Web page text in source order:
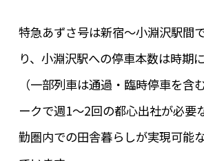
特急あずさ号は新宿～小淵沢駅間
り、小淵沢駅への停車本数は時期
（一部列車は通過・臨時停車を含
ークで週1〜2回の都心出社が必要
勤圏内での田舎暮らしが実現可能